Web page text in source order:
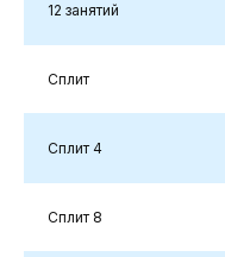
12 занятий
Сплит
Сплит 4
Сплит 8